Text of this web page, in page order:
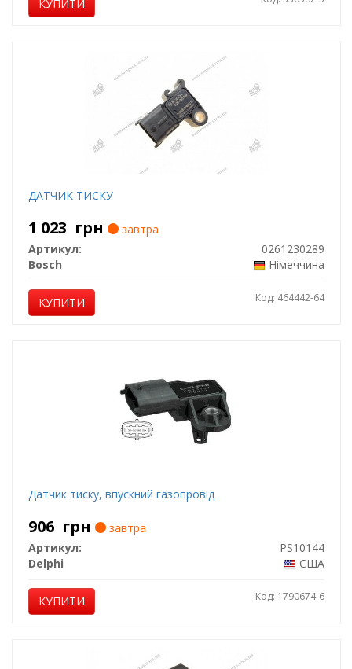
КУПИТИ
ДАТЧИК ТИСКУ
1 023 грн
завтра
Артикул:
0261230289
Bosch
Німеччина
КУПИТИ Код: 464442-64
Датчик тиску, впускний газопровід
906 грн
завтра
Артикул:
PS10144
Delphi
США
КУПИТИ Код: 1790674-6